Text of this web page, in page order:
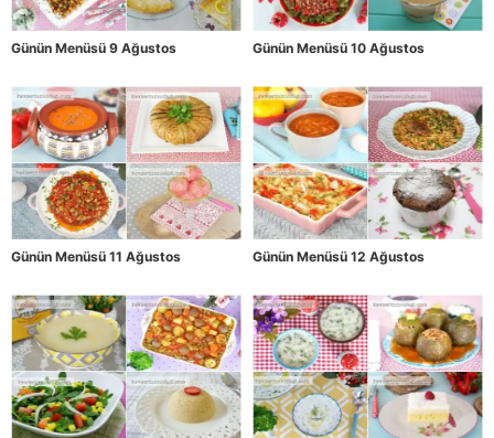
Günün Menüsü 9 Ağustos Günün Menüsü 10 Ağustos
Günün Menüsü 11 Ağustos Günün Menüsü 12 Ağustos